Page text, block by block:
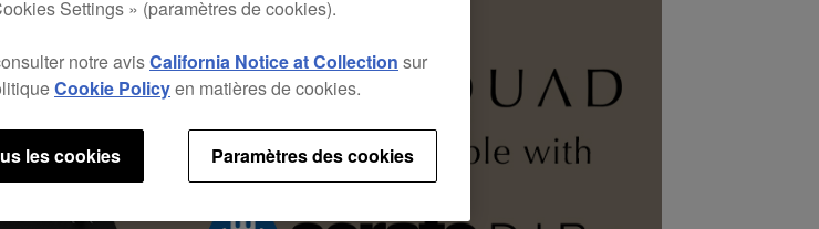
Settings » (paramètres de cookies).
notre avisCalifornia Notice at Collection sur
Cookie Policyen matières de cookies.
Paramètres des cookies
les cookies